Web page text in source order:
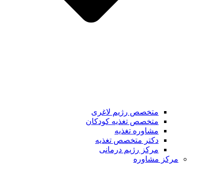
متخصص رژیم لاغری
متخصص تغذیه کودکان
مشاوره تغذیه
دکتر متخصص تغذیه
مرکز رژیم درمانی
مرکز مشاوره